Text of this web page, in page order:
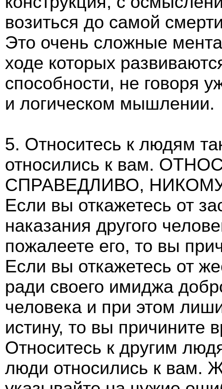
возиться до самой
Это очень сложные
ходе которых
способности, не говоря
и логическом мышлении.
5. Относитесь к людям
относились к вам.
СПРАВЕДЛИВО,
Если вы откажетесь от
наказания другого
пожалеете его, то вы
Если вы откажетесь от
ради своего имиджа
человека и при этом
истину, то вы причините
Относитесь к другим
люди относились к вам.